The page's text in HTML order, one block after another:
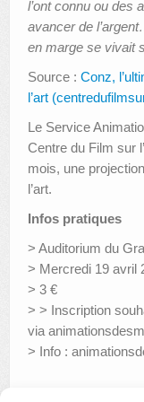
l’ont connu ou des
avancer de
en marge se vivait
Source : Conz,
l’art
Le Service
Centre du Film sur
mois, une
l’art.
Infos pratiques
> Auditorium du
> Mercredi 19 avril
> 3 €
> > Inscription
via
> Info :